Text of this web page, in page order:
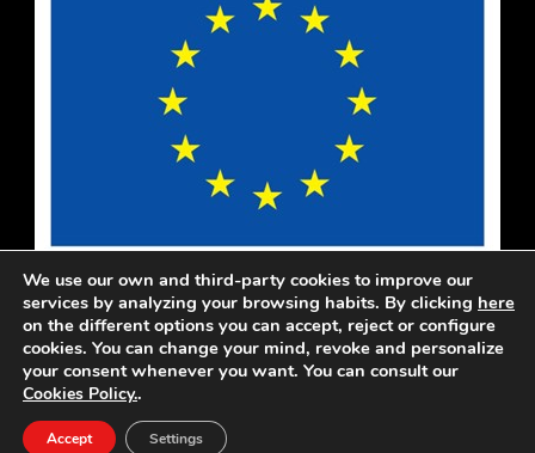
首页 关于我们 作品 各类活动
最新动态
We use our own and third-party cookies to improve our
services by analyzing your browsing habits. By clicking here
on the different options you can accept, reject or configure
cookies. You can change your mind, revoke and personalize
your consent whenever you want. You can consult our
Cookies Policy..
Accept Settings